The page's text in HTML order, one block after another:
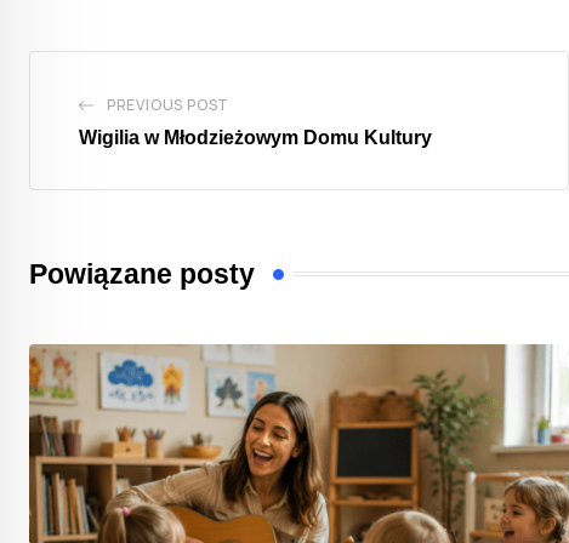
PREVIOUS POST
Wigilia w Młodzieżowym Domu Kultury
Powiązane posty